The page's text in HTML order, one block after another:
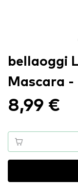
bellaoggi
Mascara -
8,99 €